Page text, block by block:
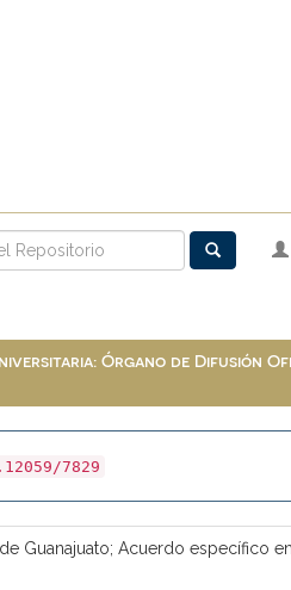
Órgano de Difusión
7829
Guanajuato; Acuerdo específico